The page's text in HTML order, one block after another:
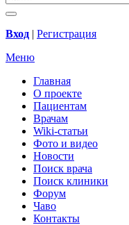
Вход | Регистрация
Меню
Главная
О проекте
Пациентам
Врачам
Wiki-статьи
Фото и видео
Новости
Поиск врача
Поиск клиники
Форум
Чаво
Контакты